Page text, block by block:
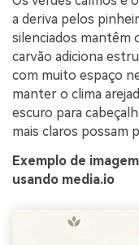
a deriva pelos
silenciados mantêm
carvão adiciona
com muito espaço
manter o clima
escuro para
mais claros possam
Exemplo de
usando media.io